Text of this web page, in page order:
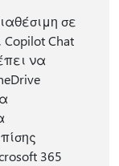
σε
Chat
να
365